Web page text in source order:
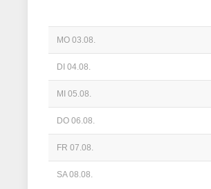
MO 03.08.
DI 04.08.
MI 05.08.
DO 06.08.
FR 07.08.
SA 08.08.